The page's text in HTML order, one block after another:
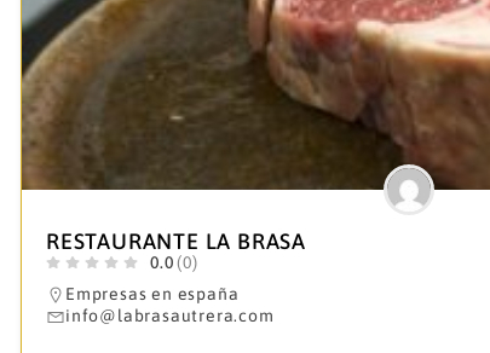
RESTAURANTE LA BRASA
0.0 (0)
Empresas en españa
info@labrasautrera.com